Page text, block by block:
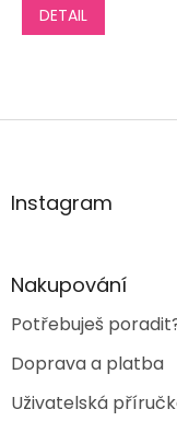
DETAIL
Z
aInstagram
Nakupování
Potřebuješ
Doprava a platba
Uživatelská